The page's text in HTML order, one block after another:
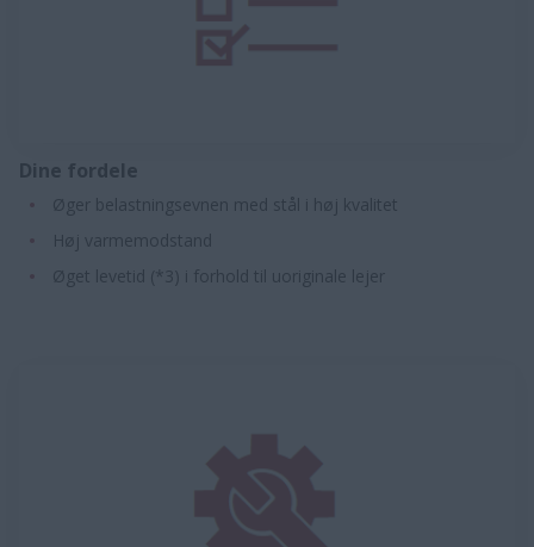
Dine fordele
Øger belastningsevnen med stål i høj kvalitet
Høj varmemodstand
Øget levetid (*3) i forhold til uoriginale lejer